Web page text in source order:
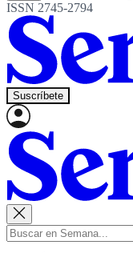
ISSN 2745-2794
Suscríbete